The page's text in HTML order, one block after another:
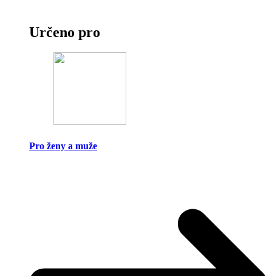
Určeno pro
Pro ženy a muže